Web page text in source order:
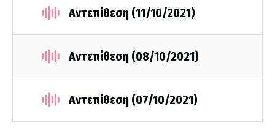
Αντεπίθεση (11/10/2021)
Αντεπίθεση (08/10/2021)
Αντεπίθεση (07/10/2021)